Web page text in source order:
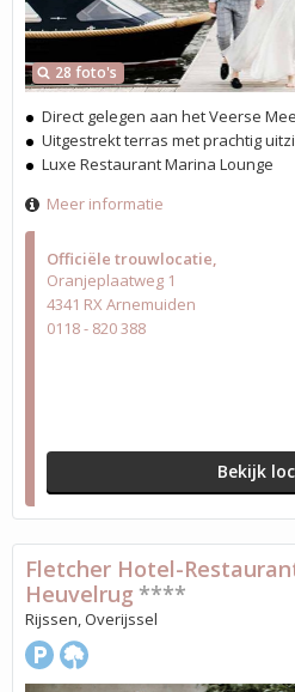
Officiële trouwlocatie
Oranjeplaatweg 1
4341 RX Arnemuiden
0118 - 820 388
Bekijk
28 foto's
Direct gelegen aan het Veerse
Uitgestrekt terras met prachtig
Luxe Restaurant Marina Lounge
Meer informatie
Fletcher Hotel-
Heuvelrug ****
Rijssen, Overijssel